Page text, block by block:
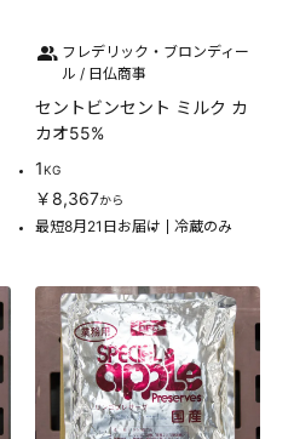
フレデリック・ブロンディー
ル / 日仏商事
セントビンセント ミルク カ
カオ55%
1KG
￥8,367から
最短8月21日お届け 冷蔵のみ